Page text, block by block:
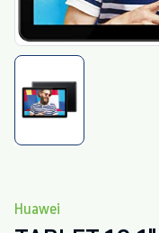
Huawei